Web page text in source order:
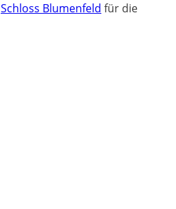
Schloss Blumenfeld für die